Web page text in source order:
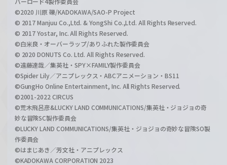
©2020 川原 礫/KADOKAWA/SAO-P Project
© 2017 Manjuu Co.,Ltd. & YongShi Co.,Ltd. All Rights Reserved.
© 2017 Yostar, Inc. All Rights Reserved.
©白米良・オーバーラップ/ありふれた製作委員会
© 2020 DONUTS Co. Ltd. All Rights Reserved.
©遠藤達哉／集英社・SPY×FAMILY製作委員会
©Spider Lily／アニプレックス・ABCアニメーション・BS11
©GungHo Online Entertainment, Inc. All Rights Reserved.
©2001-2022 CIRCUS
©荒木飛呂彦&LUCKY LAND COMMUNICATIONS/集英社・ジョジョの奇
妙な冒険SC製作委員会
©LUCKY LAND COMMUNICATIONS/集英社・ジョジョの奇妙な冒険SO製
作委員会
©はまじあき／芳文社・アニプレックス
©KADOKAWA CORPORATION 2023